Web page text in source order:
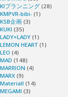
KIプランニング (28)
KMPVR-bibi- (1)
KSB企画 (3)
KUKI (35)
LADY×LADY (1)
LEMON HEART (1)
LEO (4)
MAD (148)
MARRION (4)
MARX (9)
Materiall (14)
MEGAMI (3)